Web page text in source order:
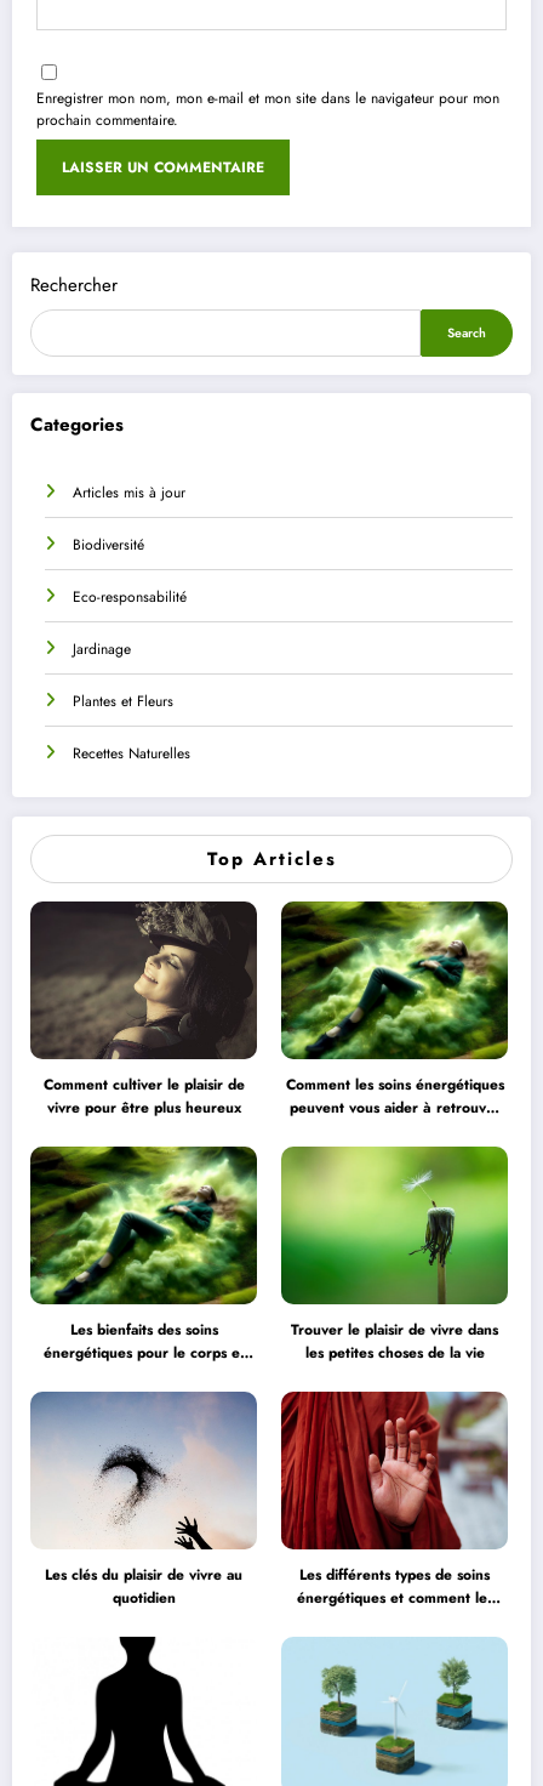
Rechercher
Search
Categories
Articles mis à jour
Biodiversité
Eco-responsabilité
Jardinage
Plantes et Fleurs
Recettes Naturelles
Enregistrer mon nom, mon e-mail et mon site dans le navigateur pour mon
prochain commentaire.
Top Articles
Comment cultiver le plaisir de
vivre pour être plus heureux
Comment les soins énergétiques
peuvent vous aider à retrouver
Les bienfaits des soins
énergétiques pour le corps et
Trouver le plaisir de vivre dans
les petites choses de la vie
Les clés du plaisir de vivre au
quotidien
Les différents types de soins
énergétiques et comment les